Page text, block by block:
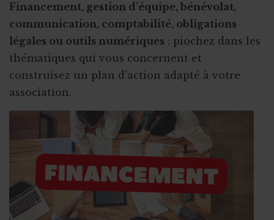
Financement, gestion d’équipe, bénévolat,
communication, comptabilité, obligations
légales ou outils numériques : piochez dans les
thématiques qui vous concernent et
construisez un plan d’action adapté à votre
association.